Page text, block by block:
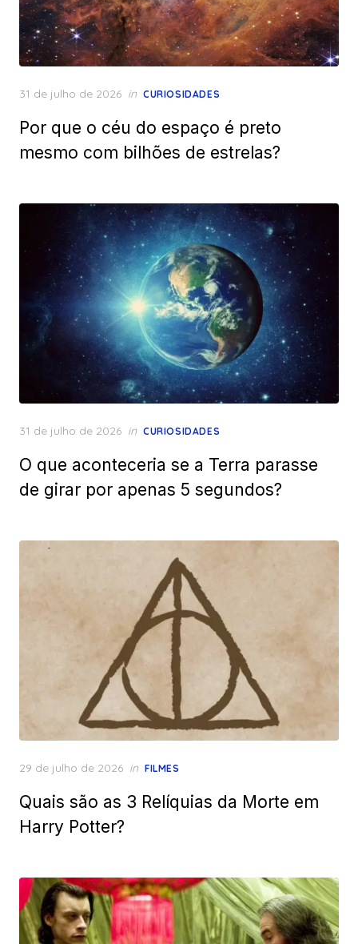
Posted
31 de julho de 2026 in CURIOSIDADES
Por que o céu do espaço é preto
mesmo com bilhões de estrelas?
Posted
31 de julho de 2026 in CURIOSIDADES
O que aconteceria se a Terra parasse
de girar por apenas 5 segundos?
Posted
29 de julho de 2026 in FILMES
Quais são as 3 Relíquias da Morte em
Harry Potter?